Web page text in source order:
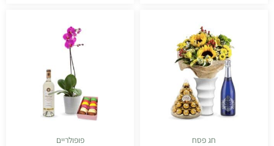
חג פסח פופולריים